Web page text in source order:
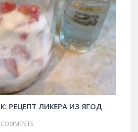
РЕЦЕПТ ЛИКЕРА ИЗ ЯГОД